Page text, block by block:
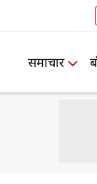
समाचार